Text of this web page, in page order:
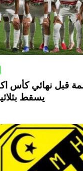
قبل نهائي كأس